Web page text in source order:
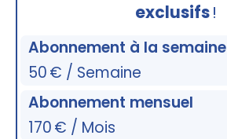
exclusifs!
Abonnement à la semaine
50 € / Semaine
Abonnement mensuel
170 € / Mois